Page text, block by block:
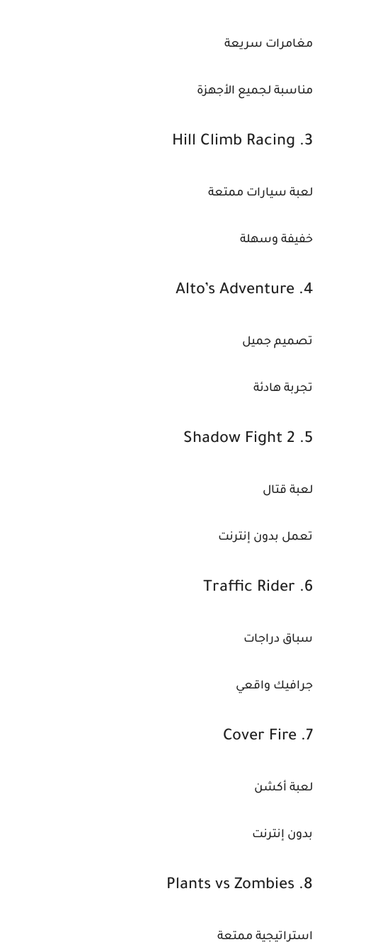
مغامرات سريعة
مناسبة لجميع الأجهزة
3. Hill Climb Racing
لعبة سيارات ممتعة
خفيفة وسهلة
4. Alto’s Adventure
تصميم جميل
تجربة هادئة
5. Shadow Fight 2
لعبة قتال
تعمل بدون إنترنت
6. Traffic Rider
سباق دراجات
جرافيك واقعي
7. Cover Fire
لعبة أكشن
بدون إنترنت
8. Plants vs Zombies
استراتيجية ممتعة